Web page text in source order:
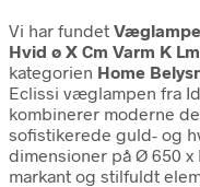
Vi har fundet
Hvid ø X Cm Varm K
kategorien Home
Eclissi væglampen fra
kombinerer moderne
sofistikerede guld- og
dimensioner på Ø 650 x
markant og stilfuldt